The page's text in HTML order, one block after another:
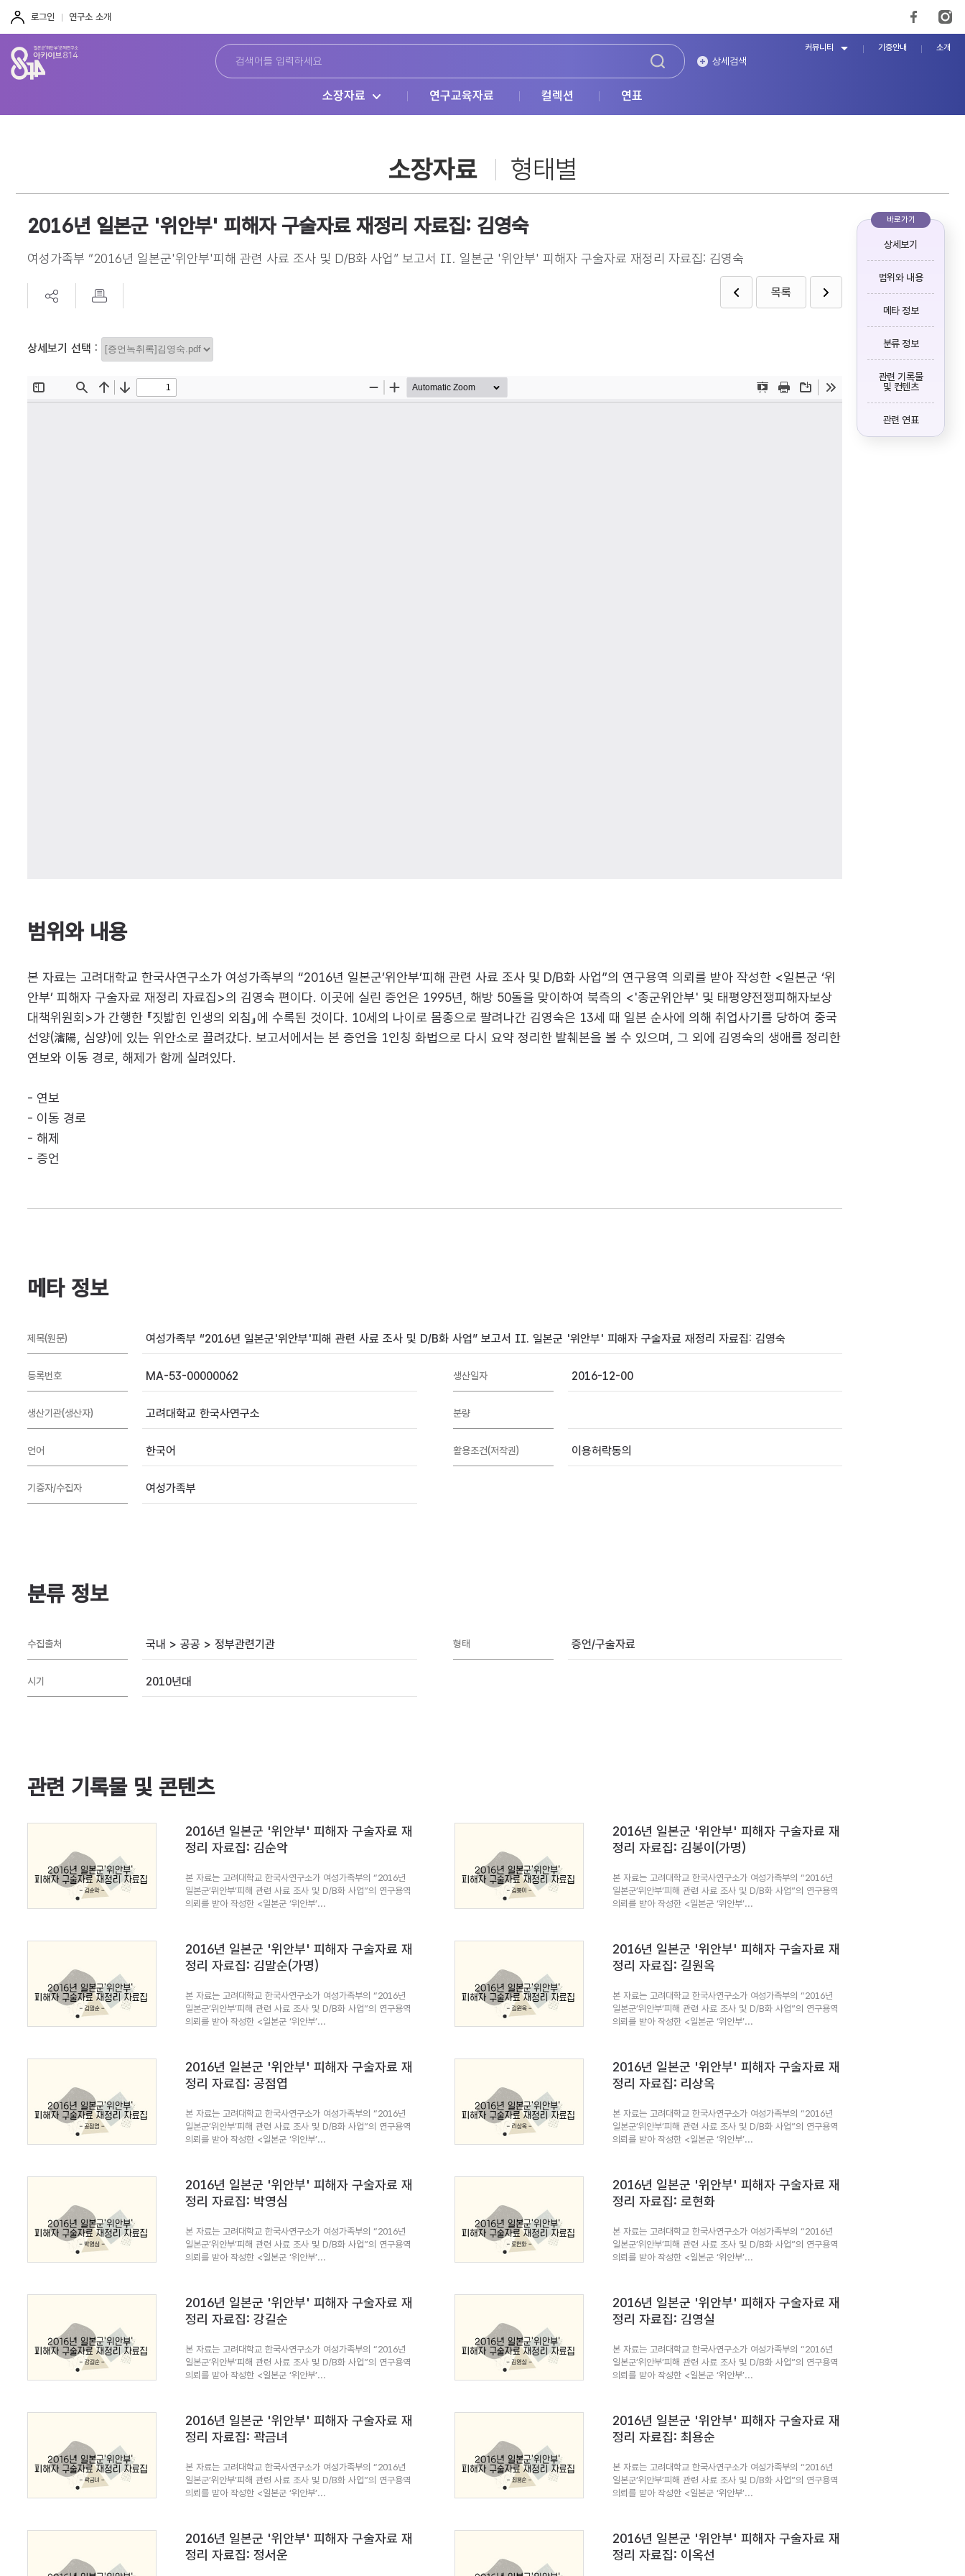
로그인 연구소 소개
상세검색
소장자료 연구교육자료 컬렉션 연표
커뮤니티 기증안내 소개
소장자료 형태별
2016년 일본군 '위안부' 피해자 구술자료 재정리 자료집: 김영숙
여성가족부 “2016년 일본군'위안부'피해 관련 사료 조사 및 D/B화 사업” 보고서 II. 일본군 '위안부' 피해자 구술자료 재정리 자료집: 김영숙
목록
상세보기 선택 :
범위와 내용
본 자료는 고려대학교 한국사연구소가 여성가족부의 “2016년 일본군’위안부’피해 관련 사료 조사 및 D/B화 사업”의 연구용역 의뢰를 받아 작성한 <일본군 ‘위
안부’ 피해자 구술자료 재정리 자료집>의 김영숙 편이다. 이곳에 실린 증언은 1995년, 해방 50돌을 맞이하여 북측의 <'종군위안부' 및 태평양전쟁피해자보상
대책위원회>가 간행한 『짓밟힌 인생의 외침』에 수록된 것이다. 10세의 나이로 몸종으로 팔려나간 김영숙은 13세 때 일본 순사에 의해 취업사기를 당하여 중국
선양(瀋陽, 심양)에 있는 위안소로 끌려갔다. 보고서에서는 본 증언을 1인칭 화법으로 다시 요약 정리한 발췌본을 볼 수 있으며, 그 외에 김영숙의 생애를 정리한
연보와 이동 경로, 해제가 함께 실려있다.
- 연보
- 이동 경로
- 해제
- 증언
메타 정보
제목(원문) 여성가족부 “2016년 일본군'위안부'피해 관련 사료 조사 및 D/B화 사업” 보고서 II. 일본군 '위안부' 피해자 구술자료 재정리 자료집: 김영숙
등록번호 MA-53-00000062 생산일자 2016-12-00
생산기관(생산자) 고려대학교 한국사연구소 분량
언어 한국어 활용조건(저작권) 이용허락동의
기증자/수집자 여성가족부
분류 정보
수집출처 국내 > 공공 > 정부관련기관 형태 증언/구술자료
시기 2010년대
관련 기록물 및 콘텐츠
2016년 일본군 '위안부' 피해자 구술자료 재
정리 자료집: 김순악
본 자료는 고려대학교 한국사연구소가 여성가족부의 “2016년
일본군’위안부’피해 관련 사료 조사 및 D/B화 사업”의 연구용역
의뢰를 받아 작성한 <일본군 ‘위안부’...
2016년 일본군 '위안부' 피해자 구술자료 재
정리 자료집: 김봉이(가명)
본 자료는 고려대학교 한국사연구소가 여성가족부의 “2016년
일본군’위안부’피해 관련 사료 조사 및 D/B화 사업”의 연구용역
의뢰를 받아 작성한 <일본군 ‘위안부’...
2016년 일본군 '위안부' 피해자 구술자료 재
정리 자료집: 김말순(가명)
본 자료는 고려대학교 한국사연구소가 여성가족부의 “2016년
일본군’위안부’피해 관련 사료 조사 및 D/B화 사업”의 연구용역
의뢰를 받아 작성한 <일본군 ‘위안부’...
2016년 일본군 '위안부' 피해자 구술자료 재
정리 자료집: 길원옥
본 자료는 고려대학교 한국사연구소가 여성가족부의 “2016년
일본군’위안부’피해 관련 사료 조사 및 D/B화 사업”의 연구용역
의뢰를 받아 작성한 <일본군 ‘위안부’...
2016년 일본군 '위안부' 피해자 구술자료 재
정리 자료집: 공점엽
본 자료는 고려대학교 한국사연구소가 여성가족부의 “2016년
일본군’위안부’피해 관련 사료 조사 및 D/B화 사업”의 연구용역
의뢰를 받아 작성한 <일본군 ‘위안부’...
2016년 일본군 '위안부' 피해자 구술자료 재
정리 자료집: 리상옥
본 자료는 고려대학교 한국사연구소가 여성가족부의 “2016년
일본군’위안부’피해 관련 사료 조사 및 D/B화 사업”의 연구용역
의뢰를 받아 작성한 <일본군 ‘위안부’...
2016년 일본군 '위안부' 피해자 구술자료 재
정리 자료집: 박영심
본 자료는 고려대학교 한국사연구소가 여성가족부의 “2016년
일본군’위안부’피해 관련 사료 조사 및 D/B화 사업”의 연구용역
의뢰를 받아 작성한 <일본군 ‘위안부’...
2016년 일본군 '위안부' 피해자 구술자료 재
정리 자료집: 로현화
본 자료는 고려대학교 한국사연구소가 여성가족부의 “2016년
일본군’위안부’피해 관련 사료 조사 및 D/B화 사업”의 연구용역
의뢰를 받아 작성한 <일본군 ‘위안부’...
2016년 일본군 '위안부' 피해자 구술자료 재
정리 자료집: 강길순
본 자료는 고려대학교 한국사연구소가 여성가족부의 “2016년
일본군’위안부’피해 관련 사료 조사 및 D/B화 사업”의 연구용역
의뢰를 받아 작성한 <일본군 ‘위안부’...
2016년 일본군 '위안부' 피해자 구술자료 재
정리 자료집: 김영실
본 자료는 고려대학교 한국사연구소가 여성가족부의 “2016년
일본군’위안부’피해 관련 사료 조사 및 D/B화 사업”의 연구용역
의뢰를 받아 작성한 <일본군 ‘위안부’...
2016년 일본군 '위안부' 피해자 구술자료 재
정리 자료집: 곽금녀
본 자료는 고려대학교 한국사연구소가 여성가족부의 “2016년
일본군’위안부’피해 관련 사료 조사 및 D/B화 사업”의 연구용역
의뢰를 받아 작성한 <일본군 ‘위안부’...
2016년 일본군 '위안부' 피해자 구술자료 재
정리 자료집: 최용순
본 자료는 고려대학교 한국사연구소가 여성가족부의 “2016년
일본군’위안부’피해 관련 사료 조사 및 D/B화 사업”의 연구용역
의뢰를 받아 작성한 <일본군 ‘위안부’...
2016년 일본군 '위안부' 피해자 구술자료 재
정리 자료집: 정서운
2016년 일본군 '위안부' 피해자 구술자료 재
정리 자료집: 이옥선
바로가기
상세보기
범위와 내용
메타 정보
분류 정보
관련 기록물
및 컨텐츠
관련 연표